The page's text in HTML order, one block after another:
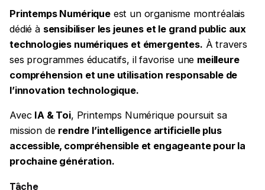
Printemps Numériqueest un organisme montréalais
dédié à sensibiliser les jeunes et le grand public aux
technologies numériques et émergentes. À travers
ses programmes éducatifs, il favorise une meilleure
compréhension et une utilisation responsable de
l’innovation technologique.
Avec IA & Toi, Printemps Numérique poursuit sa
mission de rendre l’intelligence artificielle plus
accessible, compréhensible et engageante pour la
prochaine génération.
Tâche